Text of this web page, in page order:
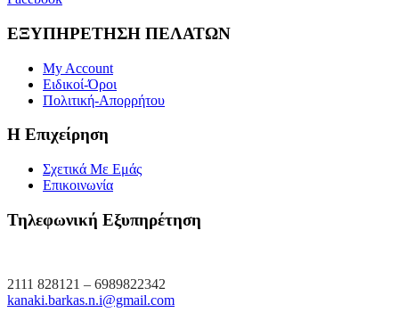
ΕΞΥΠΗΡΕΤΗΣΗ ΠΕΛΑΤΩΝ
My Account
Ειδικοί-Όροι
Πολιτική-Απορρήτου
Η Επιχείρηση
Σχετικά Με Εμάς
Επικοινωνία
Τηλεφωνική Εξυπηρέτηση
2111 828121 – 6989822342
kanaki.barkas.n.i@gmail.com